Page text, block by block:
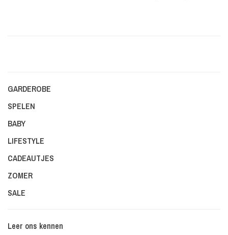
GARDEROBE
SPELEN
BABY
LIFESTYLE
CADEAUTJES
ZOMER
SALE
Leer ons kennen